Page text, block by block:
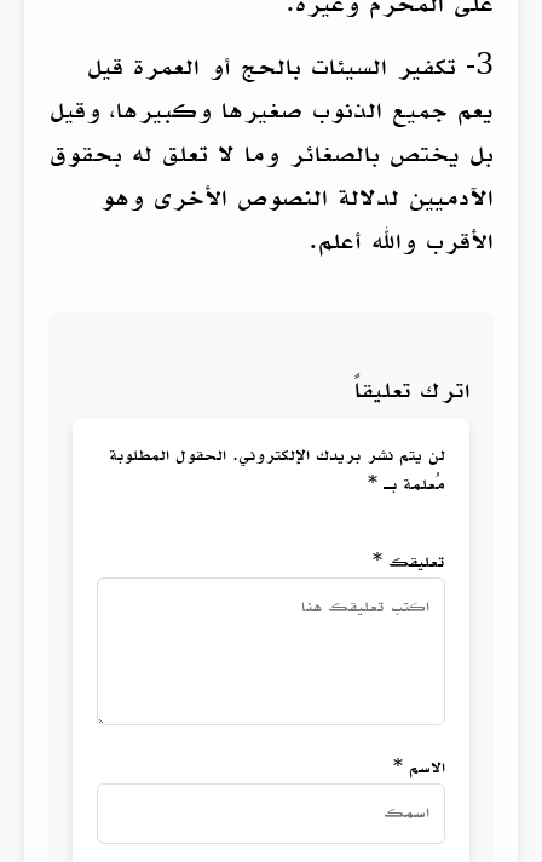
3- تكفير السيئات بالحج أو العمرة قيل
يعم جميع الذنوب صغيرها وكبيرها، وقيل
بل يختص بالصغائر وما لا تعلق له بحقوق
الآدميين لدلالة النصوص الأخرى وهو
الأقرب والله أعلم.
اترك تعليقاً
لن يتم نشر بريدك الإلكتروني. الحقول المطلوبة
مُعلمة بـ *
تعليقك *
الاسم *